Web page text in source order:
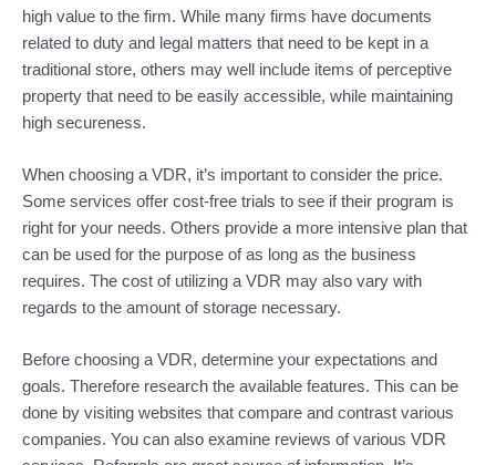
high value to the firm. While many firms have documents
related to duty and legal matters that need to be kept in a
traditional store, others may well include items of perceptive
property that need to be easily accessible, while maintaining
high secureness.
When choosing a VDR, it’s important to consider the price.
Some services offer cost-free trials to see if their program is
right for your needs. Others provide a more intensive plan that
can be used for the purpose of as long as the business
requires. The cost of utilizing a VDR may also vary with
regards to the amount of storage necessary.
Before choosing a VDR, determine your expectations and
goals. Therefore research the available features. This can be
done by visiting websites that compare and contrast various
companies. You can also examine reviews of various VDR